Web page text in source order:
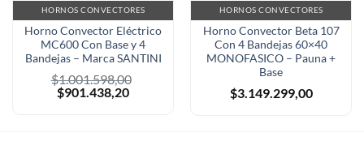
HORNOS CONVECTORES
Horno Convector Eléctrico
MC600 Con Base y 4
Bandejas – Marca SANTINI
$1.001.598,00
El
precio
$901.438,20El
HORNOS CONVECTORES
Horno Convector Beta 107
Con 4 Bandejas 60×40
MONOFASICO – Pauna +
Base
$3.149.299,00